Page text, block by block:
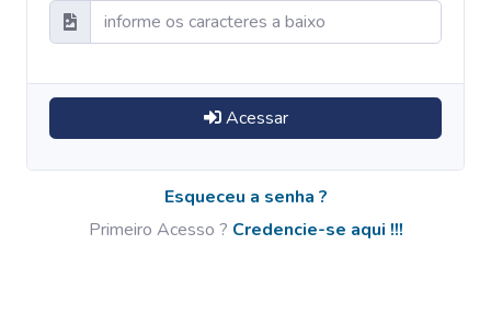
Acessar
Esqueceu a senha ?
Primeiro Acesso ? Credencie-se aqui !!!